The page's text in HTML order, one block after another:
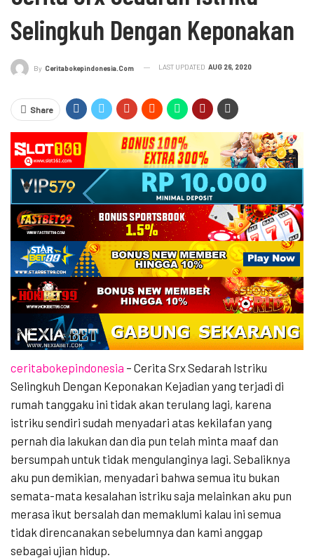
Selingkuh Dengan Keponakan
By Ceritabokepindonesia.com LAST UPDATED AUG 26, 2020
Share
ceritabokepindonesia – Cerita Srx Sedarah Istriku
Selingkuh Dengan Keponakan Kejadian yang terjadi di
rumah tanggaku ini tidak akan terulang lagi, karena
istriku sendiri sudah menyadari atas kekilafan yang
pernah dia lakukan dan dia pun telah minta maaf dan
bersumpah untuk tidak mengulanginya lagi. Sebaliknya
aku pun demikian, menyadari bahwa semua itu bukan
semata-mata kesalahan istriku saja melainkan aku pun
merasa ikut bersalah dan memaklumi kalau ini semua
tidak direncanakan sebelumnya dan kami anggap
sebagai ujian hidup.